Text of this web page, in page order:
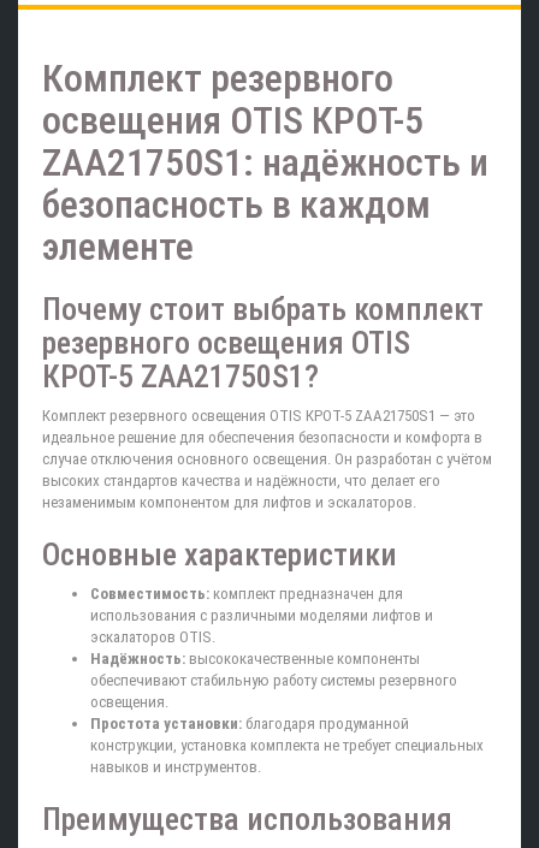
Комплект резервного
освещения OTIS КРОТ-5
ZAA21750S1: надёжность и
безопасность в каждом
элементе
Почему стоит выбрать комплект
резервного освещения OTIS
КРОТ-5 ZAA21750S1?
Комплект резервного освещения OTIS КРОТ-5 ZAA21750S1 — это
идеальное решение для обеспечения безопасности и комфорта в
случае отключения основного освещения. Он разработан с учётом
высоких стандартов качества и надёжности, что делает его
незаменимым компонентом для лифтов и эскалаторов.
Основные характеристики
Совместимость: комплект предназначен для
использования с различными моделями лифтов и
эскалаторов OTIS.
Надёжность: высококачественные компоненты
обеспечивают стабильную работу системы резервного
освещения.
Простота установки: благодаря продуманной
конструкции, установка комплекта не требует специальных
навыков и инструментов.
Преимущества использования